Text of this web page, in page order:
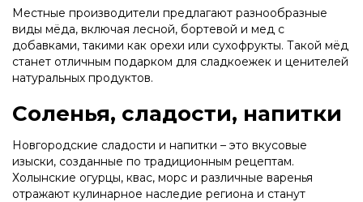
Местные производители предлагают разнообразные
виды мёда, включая лесной, бортевой и мед с
добавками, такими как орехи или сухофрукты. Такой мёд
станет отличным подарком для сладкоежек и ценителей
натуральных продуктов.
Соленья, сладости, напитки
Новгородские сладости и напитки – это вкусовые
изыски, созданные по традиционным рецептам.
Холынские огурцы, квас, морс и различные варенья
отражают кулинарное наследие региона и станут